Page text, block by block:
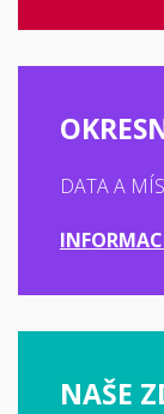
DATA A
NAŠE